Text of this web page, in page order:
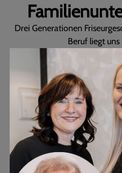
Drei Generationen
Beruf liegt